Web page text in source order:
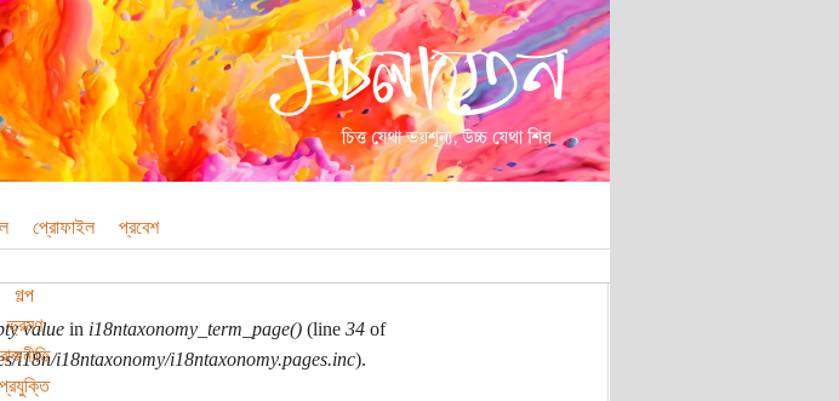
প্রোফাইল প্রবেশ
গল্প
ভ্রমণ
রাজনীতি
প্রযুক্তি
valuein i18ntaxonomy_term_page()(line 34of
i18n/i18ntaxonomy/i18ntaxonomy.pages.inc).